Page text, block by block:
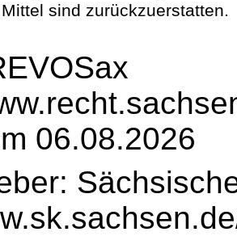
Mittel sind zurückzuerstatten.
06.08.2026